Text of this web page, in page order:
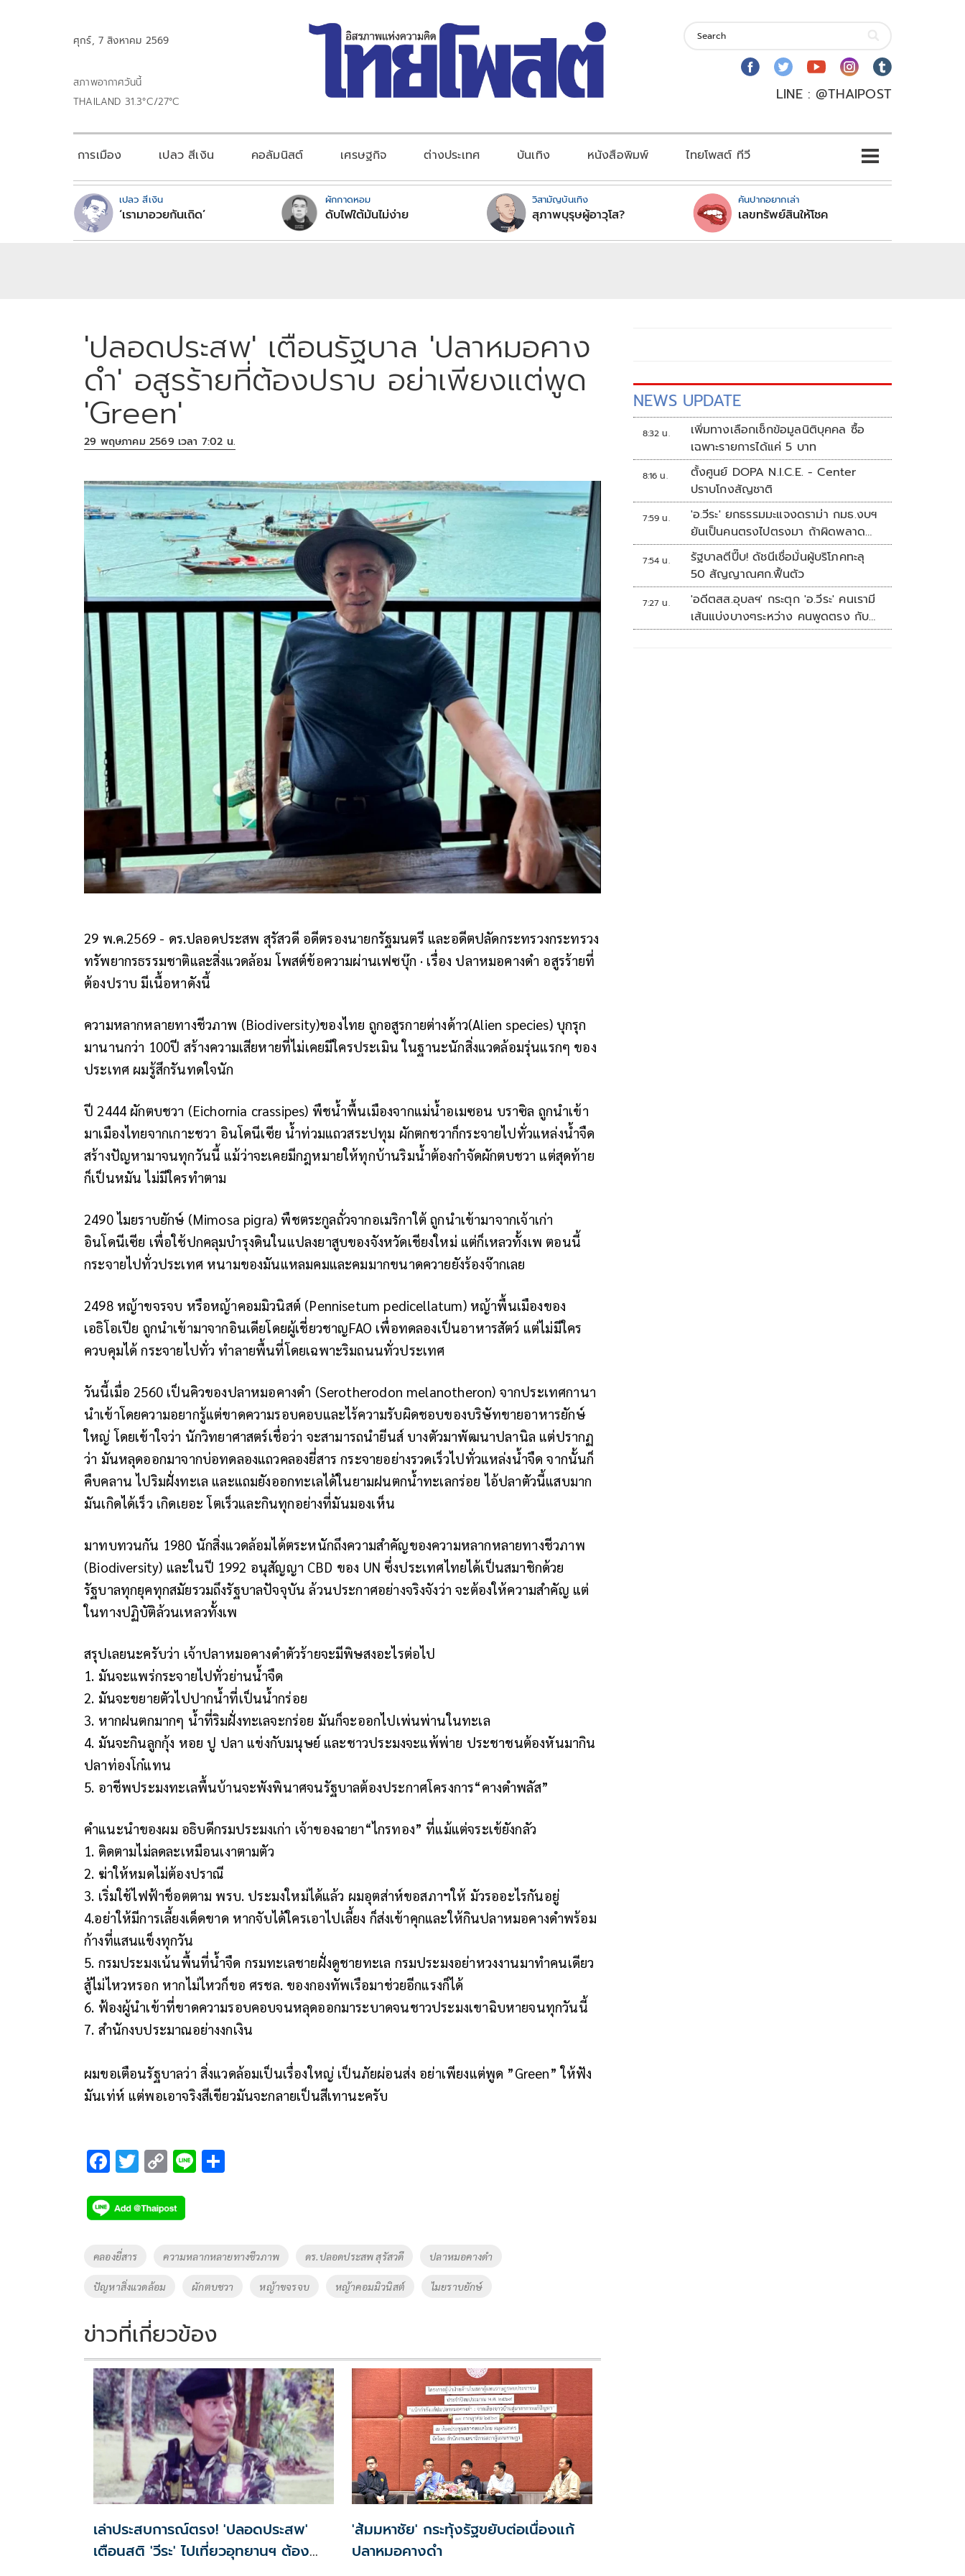
ศุกร์, 7 สิงหาคม 2569
สภาพอากาศวันนี้
THAILAND 31.3°C/27°C
LINE : @THAIPOST
การเมือง เปลว สีเงิน คอลัมนิสต์ เศรษฐกิจ ต่างประเทศ บันเทิง หนังสือพิมพ์ ไทยโพสต์ ทีวี
เปลว สีเงิน
‘เรามาอวยกันเถิด’
ผักกาดหอม
ดับไฟใต้มันไม่ง่าย
วิสามัญบันเทิง
สุภาพบุรุษผู้อาวุโส?
คันปากอยากเล่า
เลขทรัพย์สินให้โชค
'ปลอดประสพ' เตือนรัฐบาล 'ปลาหมอคาง
ดำ' อสูรร้ายที่ต้องปราบ อย่าเพียงแต่พูด
'Green'
29 พฤษภาคม 2569 เวลา 7:02 น.
29 พ.ค.2569 - ดร.ปลอดประสพ สุรัสวดี อดีตรองนายกรัฐมนตรี และอดีตปลัดกระทรวงกระทรวง
ทรัพยากรธรรมชาติและสิ่งแวดล้อม โพสต์ข้อความผ่านเฟซบุ๊ก · เรื่อง ปลาหมอคางดำ อสูรร้ายที่
ต้องปราบ มีเนื้อหาดังนี้
ความหลากหลายทางชีวภาพ (Biodiversity)ของไทย ถูกอสูรกายต่างด้าว(Alien species) บุกรุก
มานานกว่า 100ปี สร้างความเสียหายที่ไม่เคยมีใครประเมิน ในฐานะนักสิ่งแวดล้อมรุ่นแรกๆ ของ
ประเทศ ผมรู้สึกรันทดใจนัก
ปี 2444 ผักตบชวา (Eichornia crassipes) พืชน้ำพื้นเมืองจากแม่น้ำอเมซอน บราซิล ถูกนำเข้า
มาเมืองไทยจากเกาะชวา อินโดนีเซีย น้ำท่วมแถวสระปทุม ผักตกชวาก็กระจายไปทั่วแหล่งน้ำจืด
สร้างปัญหามาจนทุกวันนี้ แม้ว่าจะเคยมีกฎหมายให้ทุกบ้านริมน้ำต้องกำจัดผักตบชวา แต่สุดท้าย
ก็เป็นหมัน ไม่มีใครทำตาม
2490 ไมยราบยักษ์ (Mimosa pigra) พืชตระกูลถั่วจากอเมริกาใต้ ถูกนำเข้ามาจากเจ้าเก่า
อินโดนีเซีย เพื่อใช้ปกคลุมบำรุงดินในแปลงยาสูบของจังหวัดเชียงใหม่ แต่ก็เหลวทั้งเพ ตอนนี้
กระจายไปทั่วประเทศ หนามของมันแหลมคมและคมมากขนาดควายยังร้องจ๊ากเลย
2498 หญ้าขจรจบ หรือหญ้าคอมมิวนิสต์ (Pennisetum pedicellatum) หญ้าพื้นเมืองของ
เอธิโอเปีย ถูกนำเข้ามาจากอินเดียโดยผู้เชี่ยวชาญFAO เพื่อทดลองเป็นอาหารสัตว์ แต่ไม่มีใคร
ควบคุมได้ กระจายไปทั่ว ทำลายพื้นที่โดยเฉพาะริมถนนทั่วประเทศ
วันนี้เมื่อ 2560 เป็นคิวของปลาหมอคางดำ (Serotherodon melanotheron) จากประเทศกานา
นำเข้าโดยความอยากรู้แต่ขาดความรอบคอบและไร้ความรับผิดชอบของบริษัทขายอาหารยักษ์
ใหญ่ โดยเข้าใจว่า นักวิทยาศาสตร์เชื่อว่า จะสามารถนำยีนส์ บางตัวมาพัฒนาปลานิล แต่ปรากฏ
ว่า มันหลุดออกมาจากบ่อทดลองแถวคลองยี่สาร กระจายอย่างรวดเร็วไปทั่วแหล่งน้ำจืด จากนั้นก็
คืบคลาน ไปริมฝั่งทะเล และแถมยังออกทะเลได้ในยามฝนตกน้ำทะเลกร่อย ไอ้ปลาตัวนี้แสบมาก
มันเกิดได้เร็ว เกิดเยอะ โตเร็วและกินทุกอย่างที่มันมองเห็น
มาทบทวนกัน 1980 นักสิ่งแวดล้อมได้ตระหนักถึงความสำคัญของความหลากหลายทางชีวภาพ
(Biodiversity) และในปี 1992 อนุสัญญา CBD ของ UN ซึ่งประเทศไทยได้เป็นสมาชิกด้วย
รัฐบาลทุกยุคทุกสมัยรวมถึงรัฐบาลปัจจุบัน ล้วนประกาศอย่างจริงจังว่า จะต้องให้ความสำคัญ แต่
ในทางปฏิบัติล้วนเหลวทั้งเพ
สรุปเลยนะครับว่า เจ้าปลาหมอคางดำตัวร้ายจะมีพิษสงอะไรต่อไป
1. มันจะแพร่กระจายไปทั่วย่านน้ำจืด
2. มันจะขยายตัวไปปากน้ำที่เป็นน้ำกร่อย
3. หากฝนตกมากๆ น้ำที่ริมฝั่งทะเลจะกร่อย มันก็จะออกไปเพ่นพ่านในทะเล
4. มันจะกินลูกกุ้ง หอย ปู ปลา แข่งกับมนุษย์ และชาวประมงจะแพ้พ่าย ประชาชนต้องหันมากิน
ปลาท่องโก๋แทน
5. อาชีพประมงทะเลพื้นบ้านจะพังพินาศจนรัฐบาลต้องประกาศโครงการ“คางดำพลัส”
คำแนะนำของผม อธิบดีกรมประมงเก่า เจ้าของฉายา“ไกรทอง” ที่แม้แต่จระเข้ยังกลัว
1. ติดตามไม่ลดละเหมือนเงาตามตัว
2. ฆ่าให้หมดไม่ต้องปราณี
3. เริ่มใช้ไฟฟ้าช็อตตาม พรบ. ประมงใหม่ได้แล้ว ผมอุตส่าห์ขอสภาฯให้ มัวรออะไรกันอยู่
4.อย่าให้มีการเลี้ยงเด็ดขาด หากจับได้ใครเอาไปเลี้ยง ก็ส่งเข้าคุกและให้กินปลาหมอคางดำพร้อม
ก้างที่แสนแข็งทุกวัน
5. กรมประมงเน้นพื้นที่น้ำจืด กรมทะเลชายฝั่งดูชายทะเล กรมประมงอย่าหวงงานมาทำคนเดียว
สู้ไม่ไหวหรอก หากไม่ไหวก็ขอ ศรชล. ของกองทัพเรือมาช่วยอีกแรงก็ได้
6. ฟ้องผู้นำเข้าที่ขาดความรอบคอบจนหลุดออกมาระบาดจนชาวประมงเขาฉิบหายจนทุกวันนี้
7. สำนักงบประมาณอย่างงกเงิน
ผมขอเตือนรัฐบาลว่า สิ่งแวดล้อมเป็นเรื่องใหญ่ เป็นภัยผ่อนส่ง อย่าเพียงแต่พูด ”Green” ให้ฟัง
มันเท่ห์ แต่พอเอาจริงสีเขียวมันจะกลายเป็นสีเทานะครับ
F
e
b
o
o
k
T
tt
er
C
p
y
Li
Li
Tags
คลองยี่สาร ความหลากหลายทางชีวภาพ ดร.ปลอดประสพ สุรัสวดี ปลาหมอคางดำ
ปัญหาสิ่งแวดล้อม ผักตบชวา หญ้าขจรจบ หญ้าคอมมิวนิสต์ ไมยราบยักษ์
ข่าวที่เกี่ยวข้อง
เล่าประสบการณ์ตรง! 'ปลอดประสพ'
เตือนสติ 'วีระ' ไปเที่ยวอุทยานฯ ต้อง
'ส้มมหาชัย' กระทุ้งรัฐขยับต่อเนื่องแก้
ปลาหมอคางดำ
NEWS UPDATE
8:32 น.
เพิ่มทางเลือกเช็กข้อมูลนิติบุคคล ซื้อ
เฉพาะรายการได้แค่ 5 บาท
8:16 น.
ตั้งศูนย์ DOPA N.I.C.E. - Center
ปราบโกงสัญชาติ
7:59 น.
'อ.วีระ' ยกธรรมมะแจงดราม่า กมธ.งบฯ
ยันเป็นคนตรงไปตรงมา ถ้าผิดพลาด
พร้อมขอโทษ
7:54 น.
รัฐบาลตีปี๊บ! ดัชนีเชื่อมั่นผู้บริโภคทะลุ
50 สัญญาณศก.ฟื้นตัว
7:27 น.
'อดีตสส.อุบลฯ' กระตุก 'อ.วีระ' คนเรามี
เส้นแบ่งบางๆระหว่าง คนพูดตรง กับ
คนมีมารยาท